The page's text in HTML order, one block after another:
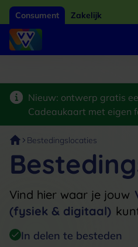
Consument Zakelijk
Nieuw: ontwerp gratis
Cadeaukaart met eigen
Bestedingslocaties
Vind hier waar je jouw
(fysiek & digitaal)
In delen te besteden